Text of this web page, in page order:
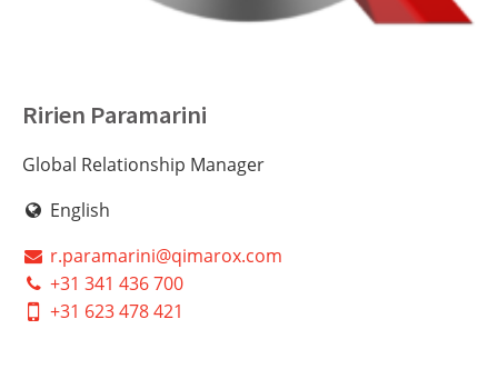
Ririen Paramarini
Global Relationship Manager
English
r.paramarini@qimarox.com
+31 341 436 700
+31 623 478 421